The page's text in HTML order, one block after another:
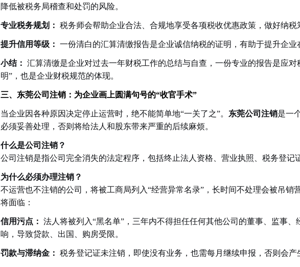
降低被税务局稽查和处罚的风险。
专业税务规划： 税务师会帮助企业合法、合规地享受各项税收优惠政策，做好纳税
提升信用等级： 一份清白的汇算清缴报告是企业诚信纳税的证明，有助于提升企业
小结： 汇算清缴是企业对过去一年财税工作的总结与自查，一份专业的报告是应对
明”，也是企业财税规范的体现。
三、东莞公司注销：为企业画上圆满句号的“收官手术”
当企业因各种原因决定停止运营时，绝不能简单地“一关了之”。 东莞公司注销是一
必须妥善处理，否则将给法人和股东带来严重的后续麻烦。
什么是公司注销？
公司注销是指公司完全消失的法定程序，包括终止法人资格、营业执照、税务登记
为什么必须办理注销？
不运营也不注销的公司，将被工商局列入“经营异常名录”，长时间不处理会被吊销
将面临：
信用污点： 法人将被列入“黑名单”，三年内不得担任任何其他公司的董事、监事、
响，导致贷款、出国、购房受限。
罚款与滞纳金： 税务登记证未注销，即使没有业务，也需每月继续申报，否则会产